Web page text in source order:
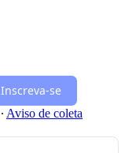
Inscreva-se
∙ Aviso de coleta